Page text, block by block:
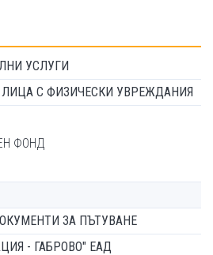
УСЛУГИ
С ФИЗИЧЕСКИ УВРЕЖДАНИЯ
ФОНД
ЗА ПЪТУВАНЕ
- ГАБРОВО" ЕАД